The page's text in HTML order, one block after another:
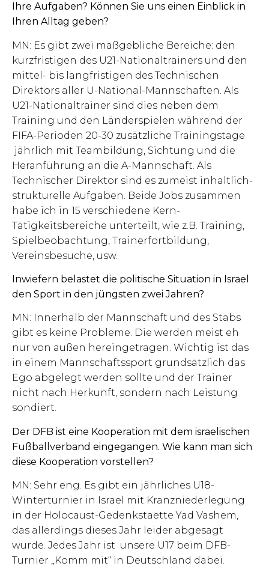
Ihre Aufgaben? Können Sie uns einen Einblick in
Ihren Alltag geben?
MN: Es gibt zwei maßgebliche Bereiche: den
kurzfristigen des U21-Nationaltrainers und den
mittel- bis langfristigen des Technischen
Direktors aller U-National-Mannschaften. Als
U21-Nationaltrainer sind dies neben dem
Training und den Länderspielen während der
FIFA-Perioden 20-30 zusätzliche Trainingstage
jährlich mit Teambildung, Sichtung und die
Heranführung an die A-Mannschaft. Als
Technischer Direktor sind es zumeist inhaltlich-
strukturelle Aufgaben. Beide Jobs zusammen
habe ich in 15 verschiedene Kern-
Tätigkeitsbereiche unterteilt, wie z.B. Training,
Spielbeobachtung, Trainerfortbildung,
Vereinsbesuche, usw.
Inwiefern belastet die politische Situation in Israel
den Sport in den jüngsten zwei Jahren?
MN: Innerhalb der Mannschaft und des Stabs
gibt es keine Probleme. Die werden meist eh
nur von außen hereingetragen. Wichtig ist das
in einem Mannschaftssport grundsätzlich das
Ego abgelegt werden sollte und der Trainer
nicht nach Herkunft, sondern nach Leistung
sondiert.
Der DFB ist eine Kooperation mit dem israelischen
Fußballverband eingegangen. Wie kann man sich
diese Kooperation vorstellen?
MN: Sehr eng. Es gibt ein jährliches U18-
Winterturnier in Israel mit Kranzniederlegung
in der Holocaust-Gedenkstaette Yad Vashem,
das allerdings dieses Jahr leider abgesagt
wurde. Jedes Jahr ist unsere U17 beim DFB-
Turnier „Komm mit“ in Deutschland dabei.